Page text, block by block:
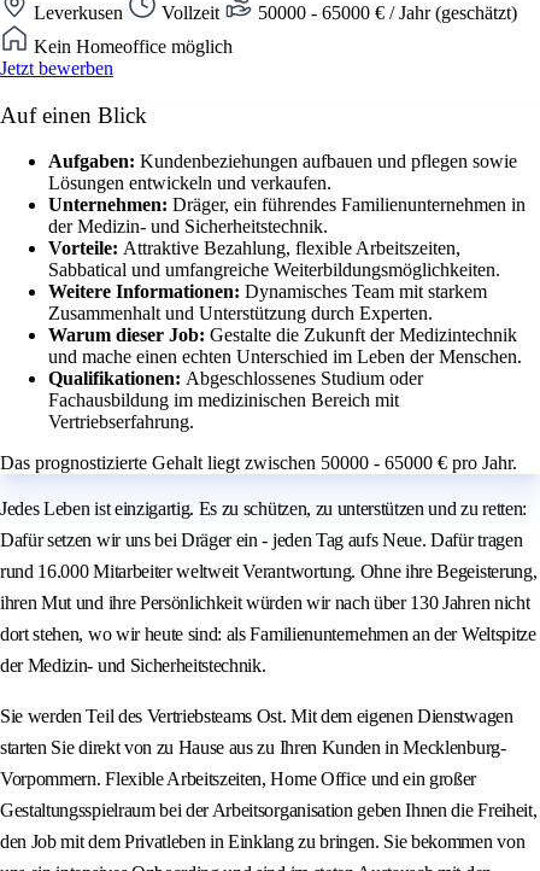
Leverkusen Vollzeit
50000 - 65000 € / Jahr (geschätzt)
Kein Homeoffice möglich
Jetzt bewerben
Auf einen Blick
Aufgaben: Kundenbeziehungen aufbauen und pflegen sowie
Lösungen entwickeln und verkaufen.
Unternehmen: Dräger, ein führendes Familienunternehmen in
der Medizin- und Sicherheitstechnik.
Vorteile: Attraktive Bezahlung, flexible Arbeitszeiten,
Sabbatical und umfangreiche Weiterbildungsmöglichkeiten.
Weitere Informationen: Dynamisches Team mit starkem
Zusammenhalt und Unterstützung durch Experten.
Warum dieser Job: Gestalte die Zukunft der Medizintechnik
und mache einen echten Unterschied im Leben der Menschen.
Qualifikationen: Abgeschlossenes Studium oder
Fachausbildung im medizinischen Bereich mit
Vertriebserfahrung.
Das prognostizierte Gehalt liegt zwischen 50000 - 65000 € pro Jahr.
Jedes Leben ist einzigartig. Es zu schützen, zu unterstützen und zu retten:
Dafür setzen wir uns bei Dräger ein - jeden Tag aufs Neue. Dafür tragen
rund 16.000 Mitarbeiter weltweit Verantwortung. Ohne ihre Begeisterung,
ihren Mut und ihre Persönlichkeit würden wir nach über 130 Jahren nicht
dort stehen, wo wir heute sind: als Familienunternehmen an der Weltspitze
der Medizin- und Sicherheitstechnik.
Sie werden Teil des Vertriebsteams Ost. Mit dem eigenen Dienstwagen
starten Sie direkt von zu Hause aus zu Ihren Kunden in Mecklenburg-
Vorpommern. Flexible Arbeitszeiten, Home Office und ein großer
Gestaltungsspielraum bei der Arbeitsorganisation geben Ihnen die Freiheit,
den Job mit dem Privatleben in Einklang zu bringen. Sie bekommen von